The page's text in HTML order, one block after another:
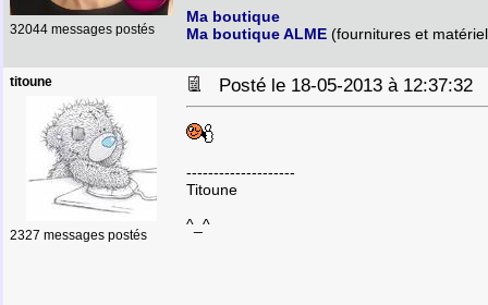
32044 messages postés
Ma boutique
Ma boutique ALME (fournitures et
titoune
2327 messages postés
Posté le 18-05-2013 à 12:37:32
--------------------
Titoune
^_^